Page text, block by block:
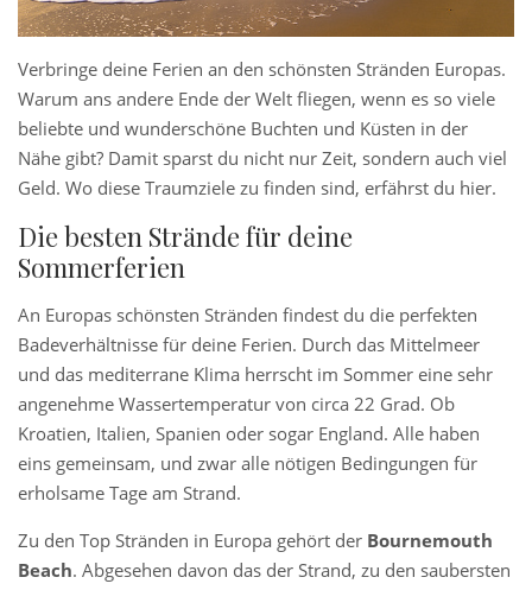
Verbringe deine Ferien an den schönsten Stränden Europas.
Warum ans andere Ende der Welt fliegen, wenn es so viele
beliebte und wunderschöne Buchten und Küsten in der
Nähe gibt? Damit sparst du nicht nur Zeit, sondern auch viel
Geld. Wo diese Traumziele zu finden sind, erfährst du hier.
Die besten Strände für deine
Sommerferien
An Europas schönsten Stränden findest du die perfekten
Badeverhältnisse für deine Ferien. Durch das Mittelmeer
und das mediterrane Klima herrscht im Sommer eine sehr
angenehme Wassertemperatur von circa 22 Grad. Ob
Kroatien, Italien, Spanien oder sogar England. Alle haben
eins gemeinsam, und zwar alle nötigen Bedingungen für
erholsame Tage am Strand.
Zu den Top Stränden in Europa gehört der Bournemouth
Beach. Abgesehen davon das der Strand, zu den saubersten